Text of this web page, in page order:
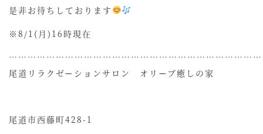
是非お待ちしております
※8/1(月)16時現在
尾道リラクゼーションサロン オリーブ癒しの家
尾道市西藤町428-1